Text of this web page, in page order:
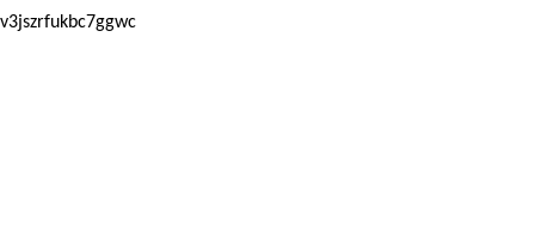
v3jszrfukbc7ggwc